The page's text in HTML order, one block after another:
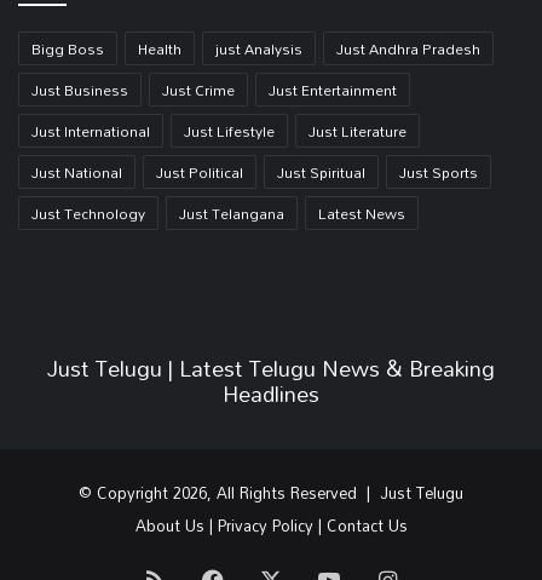
Bigg Boss Health just Analysis
Just Andhra Pradesh
Just Business
Just Crime
Just Entertainment
Just International
Just Lifestyle
Just Literature
Just National
Just Political Just Spiritual
Just Sports
Just Technology
Just Telangana Latest News
Just Telugu | Latest Telugu News & Breaking
Headlines
© Copyright 2026, All Rights Reserved | Just Telugu
About Us|Privacy Policy| Contact Us